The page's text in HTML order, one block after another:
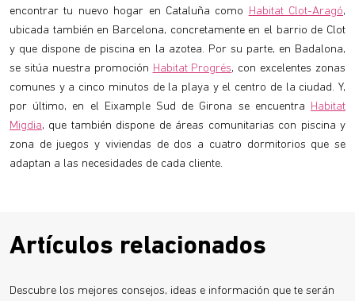
encontrar tu nuevo hogar en Cataluña como Habitat Clot-Aragó,
ubicada también en Barcelona, concretamente en el barrio de Clot
y que dispone de piscina en la azotea. Por su parte, en Badalona,
se sitúa nuestra promoción Habitat Progrés, con excelentes zonas
comunes y a cinco minutos de la playa y el centro de la ciudad. Y,
por último, en el Eixample Sud de Girona se encuentra Habitat
Migdia, que también dispone de áreas comunitarias con piscina y
zona de juegos y viviendas de dos a cuatro dormitorios que se
adaptan a las necesidades de cada cliente.
Artículos relacionados
Descubre los mejores consejos, ideas e información que te serán